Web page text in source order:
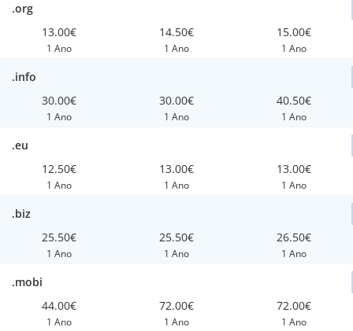
.org
13.00€
1 Ano
14.50€
1 Ano
15.00€
1 Ano
.info
30.00€
1 Ano
30.00€
1 Ano
40.50€
1 Ano
.eu
12.50€
1 Ano
13.00€
1 Ano
13.00€
1 Ano
.biz
25.50€
1 Ano
25.50€
1 Ano
26.50€
1 Ano
.mobi
44.00€
1 Ano
72.00€
1 Ano
72.00€
1 Ano